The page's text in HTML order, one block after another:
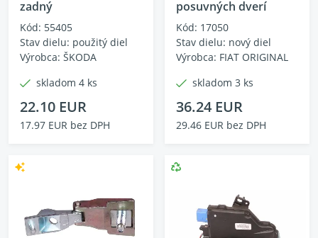
zadný
Kód: 55405
Stav dielu: použitý diel
Výrobca: ŠKODA
skladom 4 ks
22.10 EUR
17.97 EUR bez DPH
posuvných dverí
Kód: 17050
Stav dielu: nový diel
Výrobca: FIAT ORIGINAL
skladom 3 ks
36.24 EUR
29.46 EUR bez DPH